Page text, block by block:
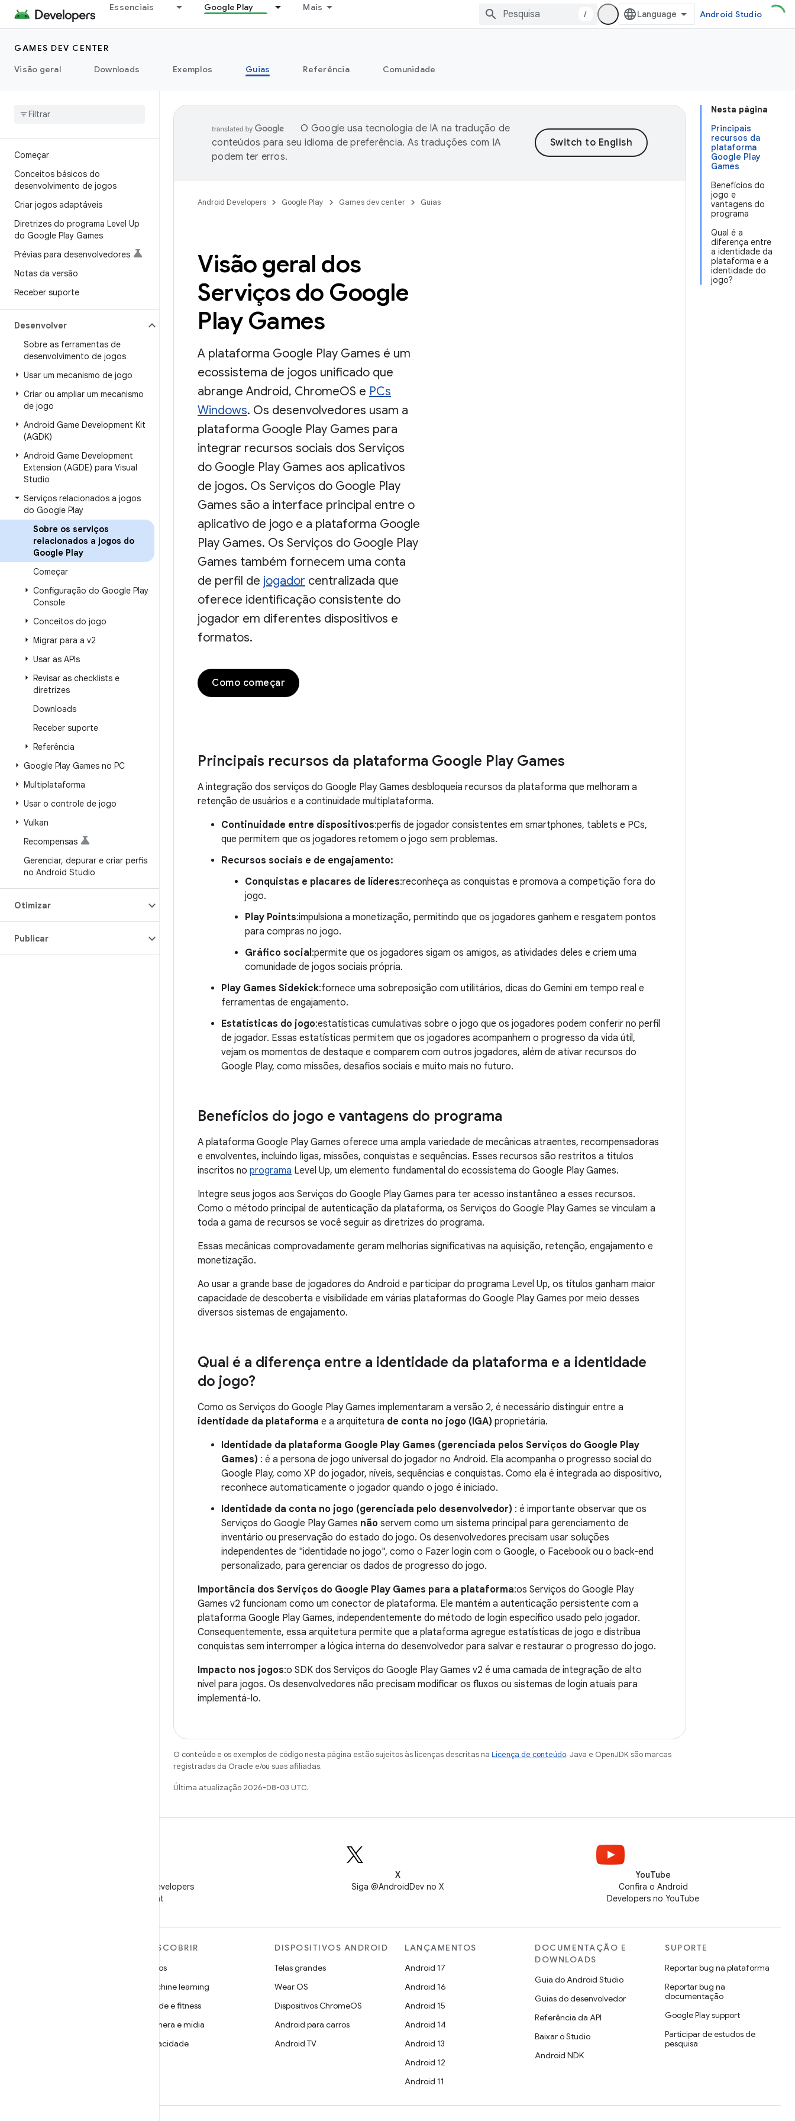
Essenciais Google Play Mais
/ Android Studio
GAMES DEV CENTER
Visão geral
Downloads Exemplos Guias Referência Comunidade
Começar
Conceitos básicos do
desenvolvimento de jogos
Criar jogos adaptáveis
Diretrizes do programa Level Up
do Google Play Games
Prévias para desenvolvedores
Notas da versão
Receber suporte
Desenvolver
Sobre as ferramentas de
desenvolvimento de jogos
Usar um mecanismo de jogo
Criar ou ampliar um mecanismo
de jogo
Android Game Development Kit
(AGDK)
Android Game Development
Extension (AGDE) para Visual
Studio
Serviços relacionados a jogos
do Google Play
Sobre os serviços
relacionados a jogos do
Google Play
Começar
Configuração do Google Play
Console
Conceitos do jogo
Migrar para a v2
Usar as APIs
Revisar as checklists e
diretrizes
Downloads
Receber suporte
Referência
Google Play Games no PC
Multiplataforma
Usar o controle de jogo
Vulkan
Recompensas
Gerenciar, depurar e criar perfis
no Android Studio
Otimizar
Publicar
Nesta página
Principais
recursos da
plataforma
Google Play
Games
Benefícios do
jogo e
vantagens do
programa
Qual é a
diferença entre
a identidade da
plataforma e a
identidade do
jogo?
O Google usa tecnologia de IA na tradução de
conteúdos para seu idioma de preferência. As traduções com IA
podem ter erros.
Android Developers Google Play Games dev center Guias
Visão geral dos
Serviços do Google
Play Games
A plataforma Google Play Games é um
ecossistema de jogos unificado que
abrange Android, ChromeOS e PCs
Windows. Os desenvolvedores usam a
plataforma Google Play Games para
integrar recursos sociais dos Serviços
do Google Play Games aos aplicativos
de jogos. Os Serviços do Google Play
Games são a interface principal entre o
aplicativo de jogo e a plataforma Google
Play Games. Os Serviços do Google Play
Games também fornecem uma conta
de perfil de jogador centralizada que
oferece identificação consistente do
jogador em diferentes dispositivos e
formatos.
Como começar
Principais recursos da plataforma Google Play Games
A integração dos serviços do Google Play Games desbloqueia recursos da plataforma que melhoram a
retenção de usuários e a continuidade multiplataforma.
Continuidade entre dispositivos:perfis de jogador consistentes em smartphones, tablets e PCs,
que permitem que os jogadores retomem o jogo sem problemas.
Recursos sociais e de engajamento:
Conquistas e placares de líderes:reconheça as conquistas e promova a competição fora do
jogo.
Play Points:impulsiona a monetização, permitindo que os jogadores ganhem e resgatem pontos
para compras no jogo.
Gráfico social:permite que os jogadores sigam os amigos, as atividades deles e criem uma
comunidade de jogos sociais própria.
Play Games Sidekick:fornece uma sobreposição com utilitários, dicas do Gemini em tempo real e
ferramentas de engajamento.
Estatísticas do jogo:estatísticas cumulativas sobre o jogo que os jogadores podem conferir no perfil
de jogador. Essas estatísticas permitem que os jogadores acompanhem o progresso da vida útil,
vejam os momentos de destaque e comparem com outros jogadores, além de ativar recursos do
Google Play, como missões, desafios sociais e muito mais no futuro.
Benefícios do jogo e vantagens do programa
A plataforma Google Play Games oferece uma ampla variedade de mecânicas atraentes, recompensadoras
e envolventes, incluindo ligas, missões, conquistas e sequências. Esses recursos são restritos a títulos
inscritos no programa Level Up, um elemento fundamental do ecossistema do Google Play Games.
Integre seus jogos aos Serviços do Google Play Games para ter acesso instantâneo a esses recursos.
Como o método principal de autenticação da plataforma, os Serviços do Google Play Games se vinculam a
toda a gama de recursos se você seguir as diretrizes do programa.
Essas mecânicas comprovadamente geram melhorias significativas na aquisição, retenção, engajamento e
monetização.
Ao usar a grande base de jogadores do Android e participar do programa Level Up, os títulos ganham maior
capacidade de descoberta e visibilidade em várias plataformas do Google Play Games por meio desses
diversos sistemas de engajamento.
Qual é a diferença entre a identidade da plataforma e a identidade
do jogo?
Como os Serviços do Google Play Games implementaram a versão 2, é necessário distinguir entre a
identidade da plataforma e a arquitetura de conta no jogo (IGA) proprietária.
Identidade da plataforma Google Play Games (gerenciada pelos Serviços do Google Play
Games) : é a persona de jogo universal do jogador no Android. Ela acompanha o progresso social do
Google Play, como XP do jogador, níveis, sequências e conquistas. Como ela é integrada ao dispositivo,
reconhece automaticamente o jogador quando o jogo é iniciado.
Identidade da conta no jogo (gerenciada pelo desenvolvedor) : é importante observar que os
Serviços do Google Play Games não servem como um sistema principal para gerenciamento de
inventário ou preservação do estado do jogo. Os desenvolvedores precisam usar soluções
independentes de "identidade no jogo", como o Fazer login com o Google, o Facebook ou o back-end
personalizado, para gerenciar os dados de progresso do jogo.
Importância dos Serviços do Google Play Games para a plataforma:os Serviços do Google Play
Games v2 funcionam como um conector de plataforma. Ele mantém a autenticação persistente com a
plataforma Google Play Games, independentemente do método de login específico usado pelo jogador.
Consequentemente, essa arquitetura permite que a plataforma agregue estatísticas de jogo e distribua
conquistas sem interromper a lógica interna do desenvolvedor para salvar e restaurar o progresso do jogo.
Impacto nos jogos:o SDK dos Serviços do Google Play Games v2 é uma camada de integração de alto
nível para jogos. Os desenvolvedores não precisam modificar os fluxos ou sistemas de login atuais para
implementá-lo.
O conteúdo e os exemplos de código nesta página estão sujeitos às licenças descritas na Licença de conteúdo. Java e OpenJDK são marcas
registradas da Oracle e/ou suas afiliadas.
Última atualização 2026-08-03 UTC.
Siga o Android Developers
no WeChat
X
Siga @AndroidDev no X
YouTube
Confira o Android
Developers no YouTube
DESCOBRIR
Jogos
Machine learning
Saúde e fitness
Câmera e mídia
Privacidade
DISPOSITIVOS ANDROID
Telas grandes
Wear OS
Dispositivos ChromeOS
Android para carros
Android TV
LANÇAMENTOS
Android 17
Android 16
Android 15
Android 14
Android 13
Android 12
Android 11
DOCUMENTAÇÃO E
DOWNLOADS
Guia do Android Studio
Guias do desenvolvedor
Referência da API
Baixar o Studio
Android NDK
SUPORTE
Reportar bug na plataforma
Reportar bug na
documentação
Google Play support
Participar de estudos de
pesquisa